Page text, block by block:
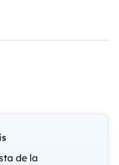
de la